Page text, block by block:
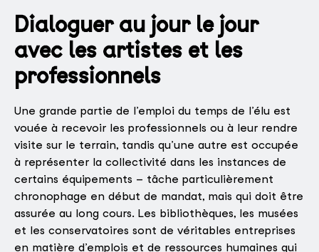
Dialoguer au jour le jour
avec les artistes et les
professionnels
Une grande partie de l’emploi du temps de l’élu est
vouée à recevoir les professionnels ou à leur rendre
visite sur le terrain, tandis qu’une autre est occupée
à représenter la collectivité dans les instances de
certains équipements – tâche particulièrement
chronophage en début de mandat, mais qui doit être
assurée au long cours. Les bibliothèques, les musées
et les conservatoires sont de véritables entreprises
en matière d’emplois et de ressources humaines qui